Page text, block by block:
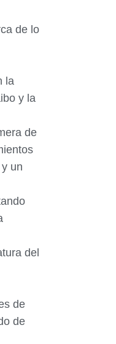
de lo
la
y la
de
un
del
de
de